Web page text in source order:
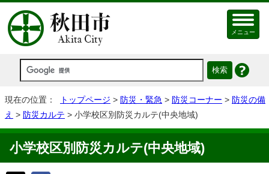
メニュー
現在の位置： トップページ > 防災・緊急 > 防災コーナー > 防災の備
え > 防災カルテ > 小学校区別防災カルテ(中央地域)
小学校区別防災カルテ(中央地域)